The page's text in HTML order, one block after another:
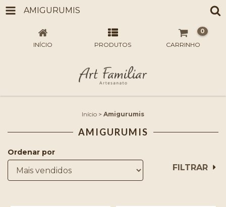
AMIGURUMIS
INÍCIO PRODUTOS CARRINHO
0
Início > Amigurumis
AMIGURUMIS
Ordenar por
FILTRAR